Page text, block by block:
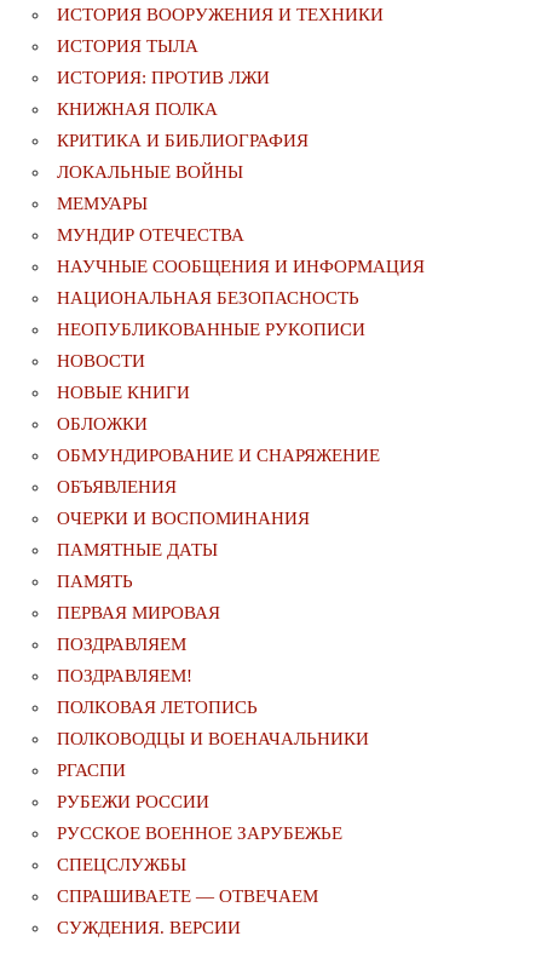
ИСТОРИЯ ВООРУЖЕНИЯ И ТЕХНИКИ
ИСТОРИЯ ТЫЛА
ИСТОРИЯ: ПРОТИВ ЛЖИ
КНИЖНАЯ ПОЛКА
КРИТИКА И БИБЛИОГРАФИЯ
ЛОКАЛЬНЫЕ ВОЙНЫ
МЕМУАРЫ
МУНДИР ОТЕЧЕСТВА
НАУЧНЫЕ СООБЩЕНИЯ И ИНФОРМАЦИЯ
НАЦИОНАЛЬНАЯ БЕЗОПАСНОСТЬ
НЕОПУБЛИКОВАННЫЕ РУКОПИСИ
НОВОСТИ
НОВЫЕ КНИГИ
ОБЛОЖКИ
ОБМУНДИРОВАНИЕ И СНАРЯЖЕНИЕ
ОБЪЯВЛЕНИЯ
ОЧЕРКИ И ВОСПОМИНАНИЯ
ПАМЯТНЫЕ ДАТЫ
ПАМЯТЬ
ПЕРВАЯ МИРОВАЯ
ПОЗДРАВЛЯЕМ
ПОЗДРАВЛЯЕМ!
ПОЛКОВАЯ ЛЕТОПИСЬ
ПОЛКОВОДЦЫ И ВОЕНАЧАЛЬНИКИ
РГАСПИ
РУБЕЖИ РОССИИ
РУССКОЕ ВОЕННОЕ ЗАРУБЕЖЬЕ
СПЕЦСЛУЖБЫ
СПРАШИВАЕТЕ — ОТВЕЧАЕМ
СУЖДЕНИЯ. ВЕРСИИ